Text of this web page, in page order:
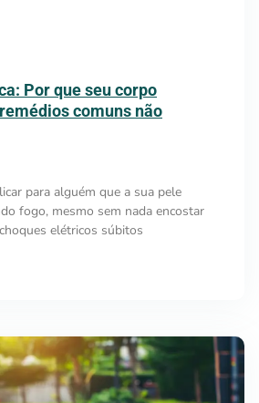
Por que seu corpo
comuns não
para alguém que a sua pele
fogo, mesmo sem nada encostar
elétricos súbitos